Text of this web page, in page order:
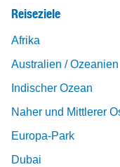
Reiseziele
Afrika
Australien / Ozeanien
Indischer Ozean
Naher und Mittlerer
Europa-Park
Dubai